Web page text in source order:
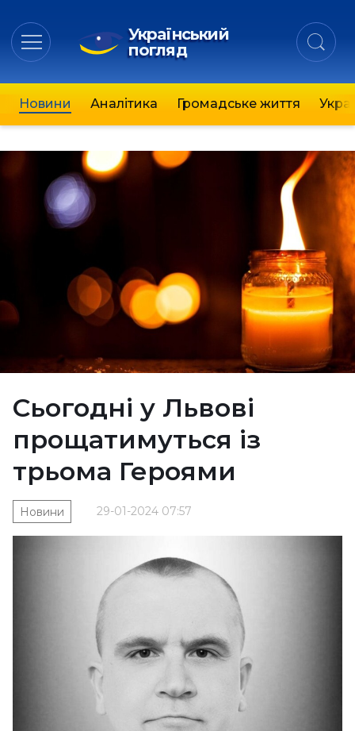
Український
погляд
Новини Аналітика Громадське життя
Сьогодні у Львові
прощатимуться із
трьома Героями
29-01-2024 07:57
Новини